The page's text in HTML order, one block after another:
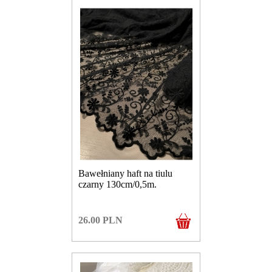
Bawełniany haft na tiulu
czarny 130cm/0,5m.
26.00 PLN